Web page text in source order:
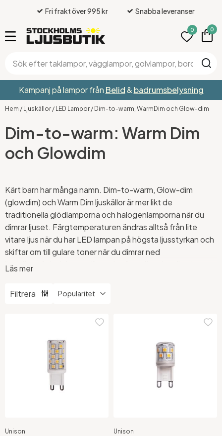
Fri frakt över 995 kr Snabba leveranser
0 0
Kampanj på lampor från Belid& badrumsbelysning
Hem / Ljuskällor/ LED Lampor/ Dim-to-warm, WarmDim och Glow-dim
Dim-to-warm: Warm Dim
och Glowdim
Kärt barn har många namn. Dim-to-warm, Glow-dim
(glowdim) och Warm Dim ljuskällor är mer likt de
traditionella glödlamporna och halogenlamporna när du
dimrar ljuset. Färgtemperaturen ändras alltså från lite
vitare ljus när du har LED lampan på högsta ljusstyrkan och
skiftar om till gulare toner när du dimrar ned
ljuskällan. Anledningen till att det finns flera benämningar
En del säger Dim-to-warm, andra Warm-dim och några
exempelvis Osram kallar sina lamporför Glow-dim
förekommande beteckning för dessa ljuskällor.
Stockholms Ljusbutik kan du köpa dim-to-warm med E27,
GU10, G9 och E14 socklar.
Läs mer
Filtrera
Unison Unison